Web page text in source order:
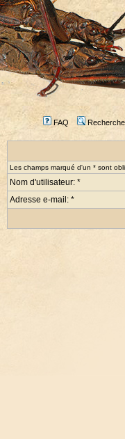
FAQ
Les champs marqué d'un * sont
Nom d'utilisateur: *
Adresse e-mail: *